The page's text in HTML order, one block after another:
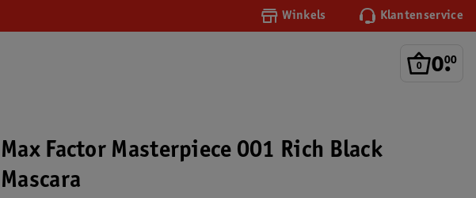
Winkels Klantenservice
0.
00
Max Factor Masterpiece 001 Rich Black
Mascara